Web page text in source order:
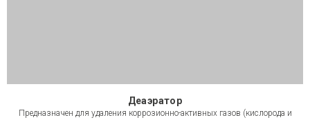
Деаэратор
Предназначен для удаления коррозионно-активных газов (кислорода и